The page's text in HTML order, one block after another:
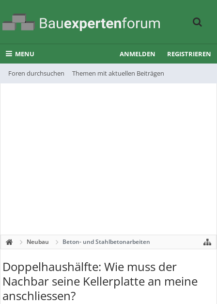
MENU
Foren durchsuchen Themen mit aktuellen Beiträgen
ANMELDEN REGISTRIEREN
Neubau Beton- und Stahlbetonarbeiten
Doppelhaushälfte: Wie muss der
Nachbar seine Kellerplatte an meine
anschliessen?